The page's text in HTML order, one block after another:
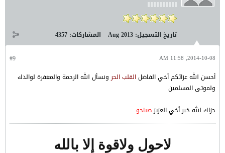
تاريخ التسجيل: Aug 2013 المشاركات: 4357
#9 2014-10-08, 11:58 AM
أحسن الله عزائكم أخي الفاضلالقلب الحر ونسأل الله الرحمة والمغفرة لوالدك
ولموتى المسلمين
جزاك الله خير أخي العزيز صباحو
لاحول ولاقوة إلا بالله